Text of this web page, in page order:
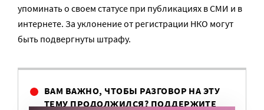
упоминать о своем статусе при публикациях в СМИ и в
интернете. За уклонение от регистрации НКО могут
быть подвергнуты штрафу.
ВАМ ВАЖНО, ЧТОБЫ РАЗГОВОР НА ЭТУ
ТЕМУ ПРОДОЛЖИЛСЯ? ПОДДЕРЖИТЕ